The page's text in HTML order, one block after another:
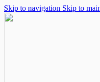
Skip to navigation Skip to